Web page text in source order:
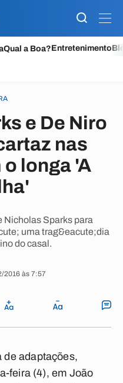
Qual a Boa?Entretenimento
e De Niro
nas
longa 'A
Nicholas Sparks para
uma trag&eacute;dia
do casal.
2016 às 7:57
de adaptações,
feira (4), em João